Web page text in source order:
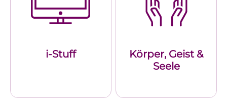
i-Stuff
Körper, Geist &
Seele